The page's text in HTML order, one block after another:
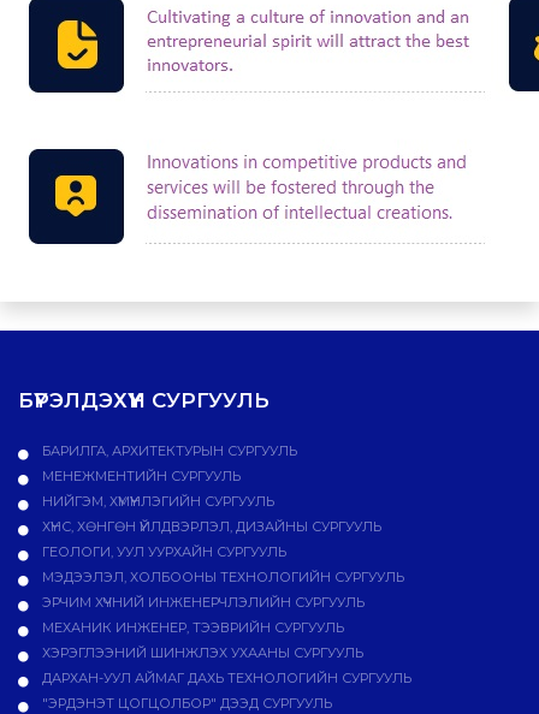
БҮРЭЛДЭХҮҮН СУРГУУЛЬ
БАРИЛГА, АРХИТЕКТУРЫН СУРГУУЛЬ
МЕНЕЖМЕНТИЙН СУРГУУЛЬ
НИЙГЭМ, ХҮМҮҮНЛЭГИЙН СУРГУУЛЬ
ХҮНС, ХӨНГӨН ҮЙЛДВЭРЛЭЛ, ДИЗАЙНЫ СУРГУУЛЬ
ГЕОЛОГИ, УУЛ УУРХАЙН СУРГУУЛЬ
МЭДЭЭЛЭЛ, ХОЛБООНЫ ТЕХНОЛОГИЙН СУРГУУЛЬ
ЭРЧИМ ХҮЧНИЙ ИНЖЕНЕРЧЛЭЛИЙН СУРГУУЛЬ
МЕХАНИК ИНЖЕНЕР, ТЭЭВРИЙН СУРГУУЛЬ
ХЭРЭГЛЭЭНИЙ ШИНЖЛЭХ УХААНЫ СУРГУУЛЬ
ДАРХАН-УУЛ АЙМАГ ДАХЬ ТЕХНОЛОГИЙН СУРГУУЛЬ
"ЭРДЭНЭТ ЦОГЦОЛБОР" ДЭЭД СУРГУУЛЬ